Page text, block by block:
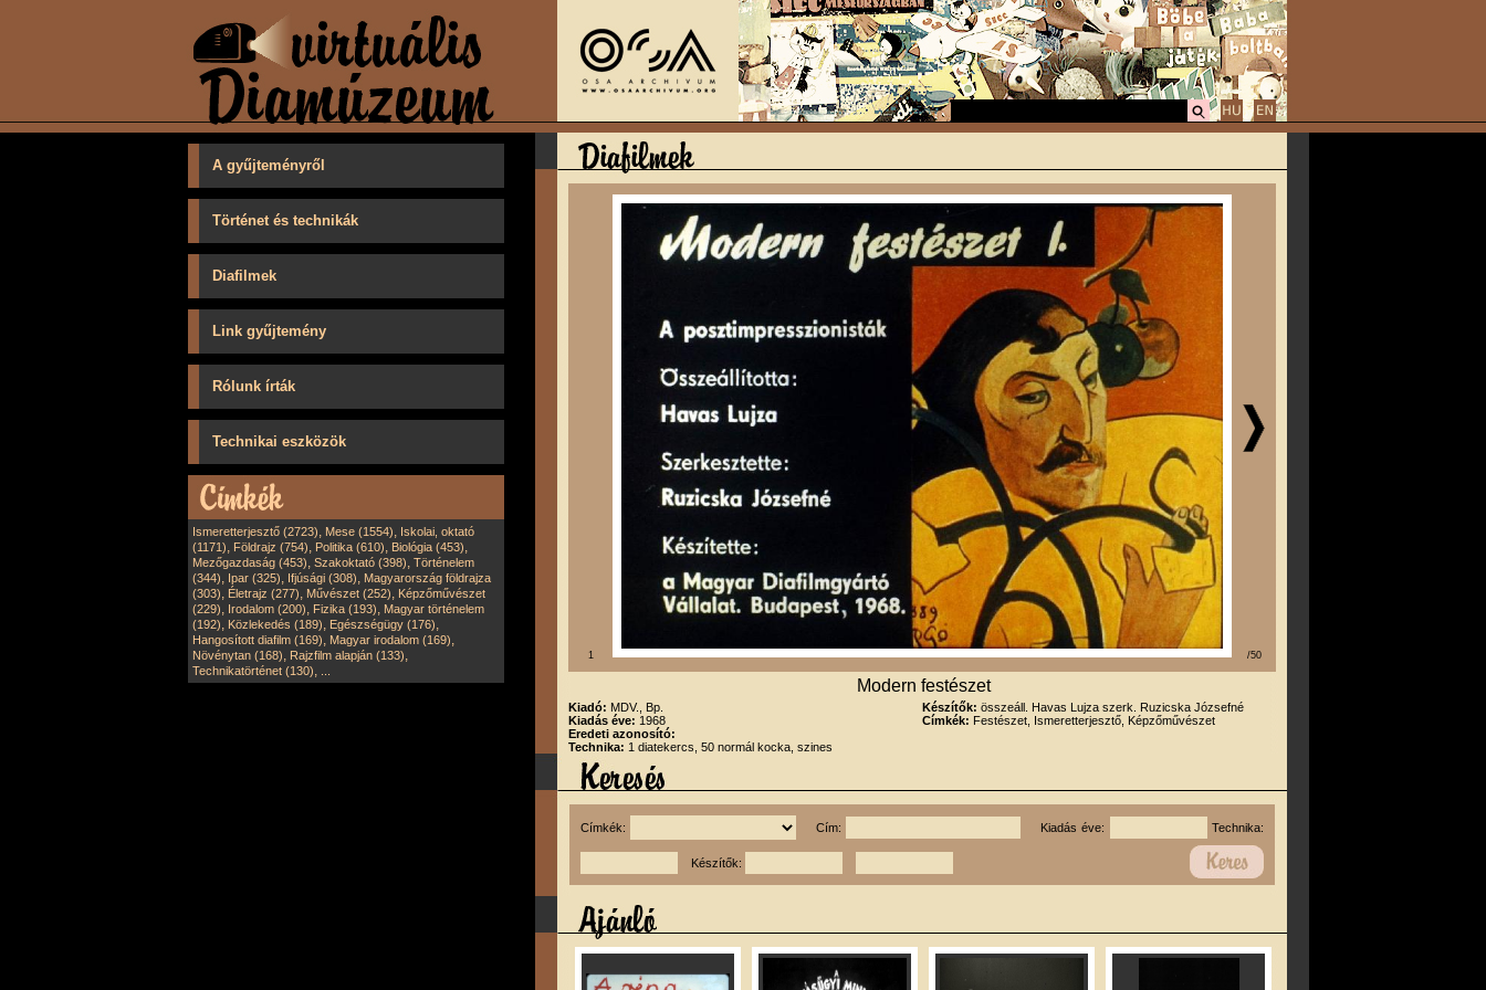
A gyűjteményről
Történet és technikák
Diafilmek
Link gyűjtemény
Rólunk írták
Technikai eszközök
Ismeretterjesztő (2723), Mese (1554), Iskolai, oktató
(1171), Földrajz (754), Politika (610), Biológia (453),
Mezőgazdaság (453), Szakoktató (398), Történelem
(344), Ipar (325), Ifjúsági (308), Magyarország földrajza
(303), Életrajz (277), Művészet (252), Képzőművészet
(229), Irodalom (200), Fizika (193), Magyar történelem
(192), Közlekedés (189), Egészségügy (176),
Hangosított diafilm (169), Magyar irodalom (169),
Növénytan (168), Rajzfilm alapján (133),
Technikatörténet (130),
1 /50
Modern festészet
Kiadó: MDV., Bp.
Kiadás éve: 1968
Eredeti azonosító:
Technika: 1 diatekercs, 50 normál kocka, szines
Készítők: összeáll. Havas Lujza szerk. Ruzicska Józsefné
Címkék: Festészet, Ismeretterjesztő, Képzőművészet
Címkék: Cím: Kiadás éve: Technika:
Készítők: